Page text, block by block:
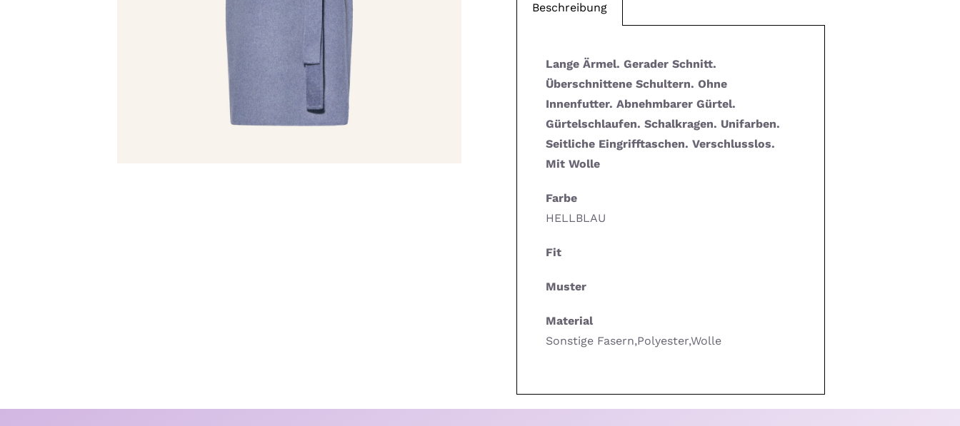
Beschreibung
Lange Ärmel. Gerader Schnitt.
Überschnittene Schultern. Ohne
Innenfutter. Abnehmbarer Gürtel.
Gürtelschlaufen. Schalkragen. Unifarben.
Seitliche Eingrifftaschen. Verschlusslos.
Mit Wolle
Farbe
HELLBLAU
Fit
Muster
Material
Sonstige Fasern,Polyester,Wolle